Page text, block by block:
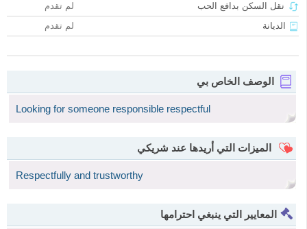
نقل السكن بدافع الحب
لم تقدم
الديانة
لم تقدم
الوصف الخاص بي
Looking for someone responsible respectful
الميزات التي أريدها عند شريكي
Respectfully and trustworthy
المعايير التي ينبغي احترامها